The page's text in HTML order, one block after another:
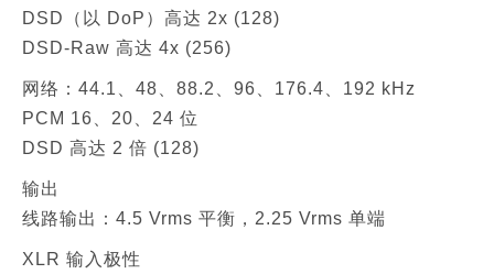
DSD（以 DoP）高达 2x (128)
DSD-Raw 高达 4x (256)
网络：44.1、48、88.2、96、176.4、192 kHz
PCM 16、20、24 位
DSD 高达 2 倍 (128)
输出
线路输出：4.5 Vrms 平衡，2.25 Vrms 单端
XLR 输入极性